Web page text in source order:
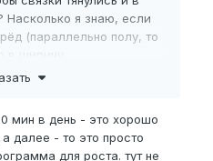
Насколько я знаю, если
(параллельно полу, то
в ширину.
замерил BPFSL - 16.7 , я
мин в день - это хорошо
далее - то это просто
для роста. тут не